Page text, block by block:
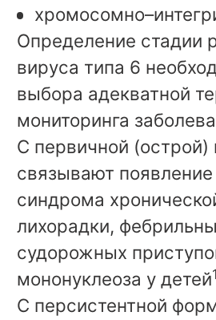
Определение стадии
вируса типа 6
выбора адекватной
мониторинга
С первичной (острой)
связывают
синдрома
лихорадки,
судорожных
мононуклеоза у детей
С персистентной